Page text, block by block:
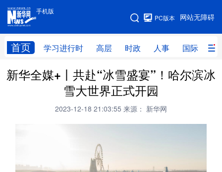
手机版
网站无障碍
PC版本
首页 学习进行时 高层 时政 人事 国际 财
手机版
网站地图
学习进行时 高层 时政 人事
财经 网评
书画
新华全媒+丨共赴“冰雪盛宴”！哈尔滨冰
雪大世界正式开园
2023-12-18 21:03:55 来源： 新华网